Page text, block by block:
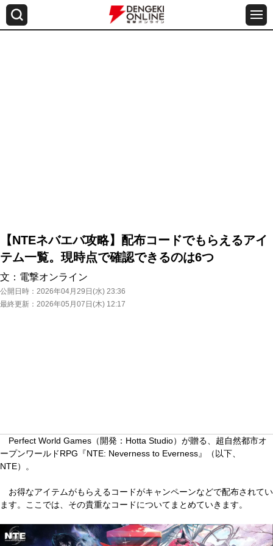
【NTEネバエバ攻略】配布コードでもらえるアイ
テム一覧。現時点で確認できるのは6つ
文： 電撃オンライン
公開日時： 2026年04月29日(水) 23:36
最終更新： 2026年05月07日(木) 12:17
Perfect World Games（開発：Hotta Studio）が贈る、超自然都市オ
ープンワールドRPG『NTE: Neverness to Everness』（以下、
NTE）。
お得なアイテムがもらえるコードがキャンペーンなどで配布されてい
ます。ここでは、その貴重なコードについてまとめていきます。